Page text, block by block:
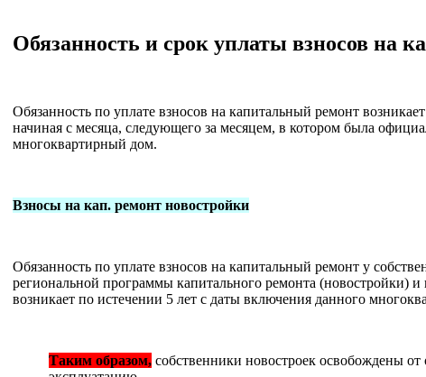
Обязанность и срок уплаты взносов на
Обязанность по уплате взносов на капитальный ремонт
начиная с месяца, следующего за месяцем, в котором была
многоквартирный дом.
Взносы на кап. ремонт новостройки
Обязанность по уплате взносов на капитальный ремонт у
региональной программы капитального ремонта (новостройки)
возникает по истечении 5 лет с даты включения данного
Таким образом, собственники новостроек освобождены от